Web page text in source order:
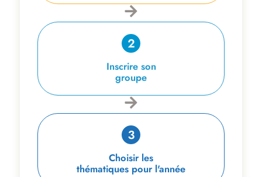
Inscrire son
groupe
Choisir les
thématiques pour l'année